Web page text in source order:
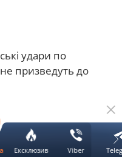
удари по
не призведуть до
Ексклюзив Viber